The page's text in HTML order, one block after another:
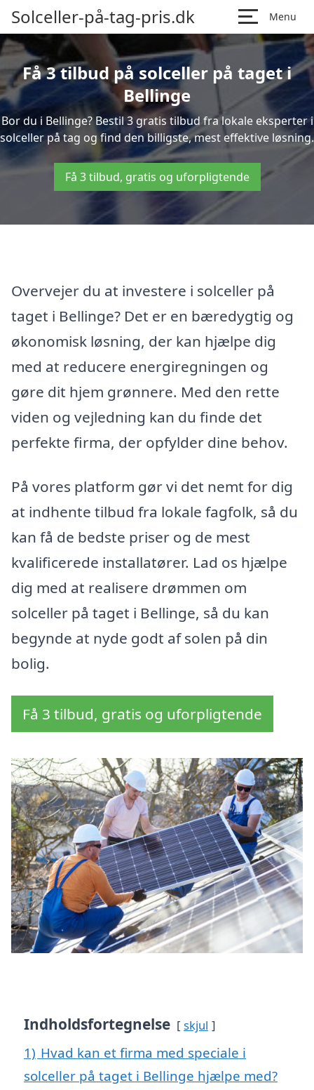
Solceller-på-tag-pris.dk Menu
Få 3 tilbud på solceller på taget i
Bellinge
Bor du i Bellinge? Bestil 3 gratis tilbud fra lokale eksperter i
solceller på tag og find den billigste, mest effektive løsning.
Få 3 tilbud, gratis og uforpligtende
Overvejer du at investere i solceller på
taget i Bellinge? Det er en bæredygtig og
økonomisk løsning, der kan hjælpe dig
med at reducere energiregningen og
gøre dit hjem grønnere. Med den rette
viden og vejledning kan du finde det
perfekte firma, der opfylder dine behov.
På vores platform gør vi det nemt for dig
at indhente tilbud fra lokale fagfolk, så du
kan få de bedste priser og de mest
kvalificerede installatører. Lad os hjælpe
dig med at realisere drømmen om
solceller på taget i Bellinge, så du kan
begynde at nyde godt af solen på din
bolig.
Få 3 tilbud, gratis og uforpligtende
Indholdsfortegnelse skjul
1) Hvad kan et firma med speciale i
solceller på taget i Bellinge hjælpe med?